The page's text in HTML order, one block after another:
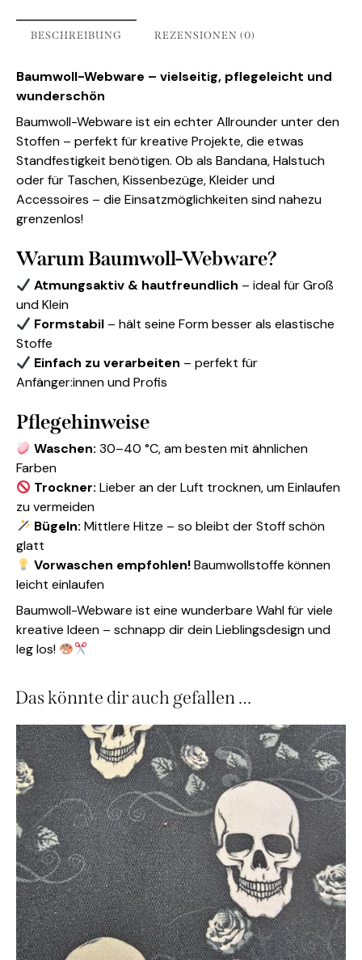
BESCHREIBUNG REZENSIONEN (0)
Baumwoll-Webware – vielseitig, pflegeleicht und
wunderschön
Baumwoll-Webware ist ein echter Allrounder unter den
Stoffen – perfekt für kreative Projekte, die etwas
Standfestigkeit benötigen. Ob als Bandana, Halstuch
oder für Taschen, Kissenbezüge, Kleider und
Accessoires – die Einsatzmöglichkeiten sind nahezu
grenzenlos!
Warum Baumwoll-Webware?
Atmungsaktiv & hautfreundlich – ideal für Groß
und Klein
Formstabil – hält seine Form besser als elastische
Stoffe
Einfach zu verarbeiten – perfekt für
Anfänger:innen und Profis
Pflegehinweise
Waschen: 30–40 °C, am besten mit ähnlichen
Farben
Trockner: Lieber an der Luft trocknen, um Einlaufen
zu vermeiden
Bügeln: Mittlere Hitze – so bleibt der Stoff schön
glatt
Vorwaschen empfohlen!Baumwollstoffe können
leicht einlaufen
Baumwoll-Webware ist eine wunderbare Wahl für viele
kreative Ideen – schnapp dir dein Lieblingsdesign und
leg los!
Das könnte dir auch gefallen …